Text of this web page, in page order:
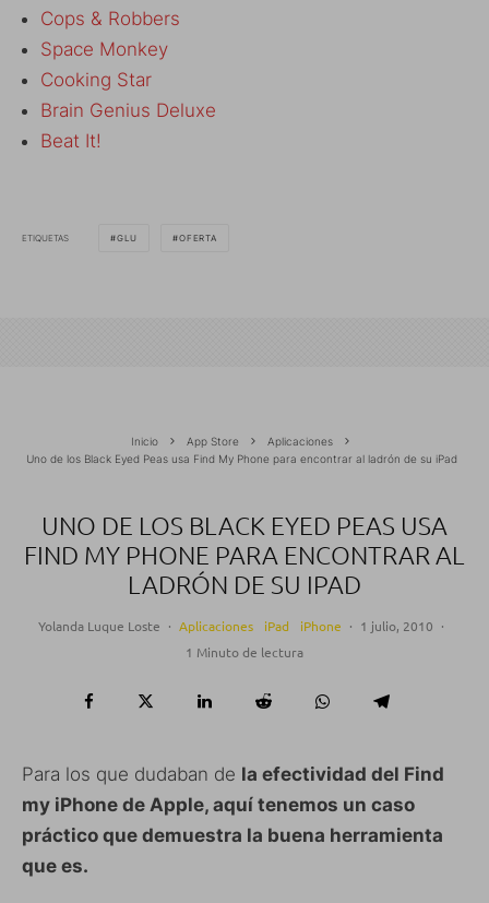
Cops & Robbers
Space Monkey
Cooking Star
Brain Genius Deluxe
Beat It!
ETIQUETAS GLU OFERTA
Inicio App Store
Aplicaciones
Uno de los Black Eyed Peas usa Find My Phone para encontrar al ladrón de su iPad
UNO DE LOS BLACK EYED PEAS USA
FIND MY PHONE PARA ENCONTRAR AL
LADRÓN DE SU IPAD
Yolanda Luque Loste · Aplicaciones iPad iPhone · 1 julio, 2010 ·
1 Minuto de lectura
Para los que dudaban de la efectividad del Find
my iPhone de Apple, aquí tenemos un caso
práctico que demuestra la buena herramienta
que es.